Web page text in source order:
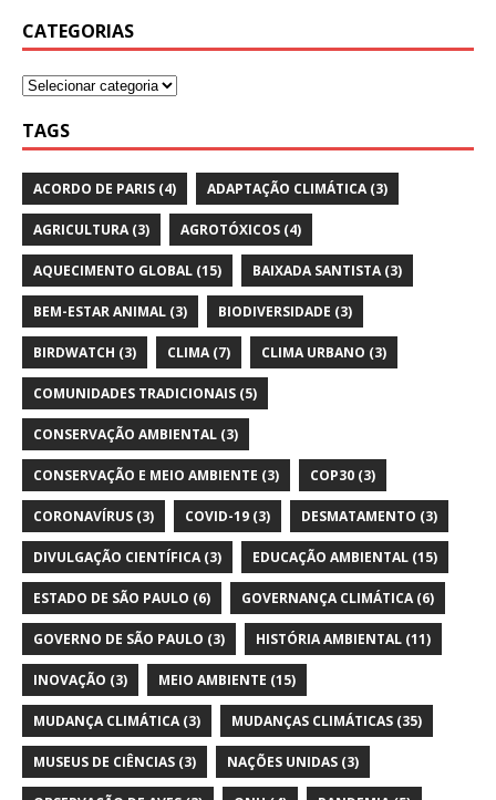
CATEGORIAS
TAGS
ACORDO DE PARIS (4) ADAPTAÇÃO CLIMÁTICA(3)
AGRICULTURA(3) AGROTÓXICOS (4)
AQUECIMENTO GLOBAL (15) BAIXADA SANTISTA(3)
BEM-ESTAR ANIMAL (3) BIODIVERSIDADE (3)
BIRDWATCH (3) CLIMA(7) CLIMA URBANO (3)
COMUNIDADES TRADICIONAIS (5)
CONSERVAÇÃO AMBIENTAL (3)
CONSERVAÇÃO E MEIO AMBIENTE (3) COP30 (3)
CORONAVÍRUS (3) COVID-19 (3) DESMATAMENTO (3)
DIVULGAÇÃO CIENTÍFICA(3) EDUCAÇÃO AMBIENTAL (15)
ESTADO DE SÃO PAULO (6) GOVERNANÇA CLIMÁTICA(6)
GOVERNO DE SÃO PAULO (3) HISTÓRIA AMBIENTAL (11)
INOVAÇÃO (3) MEIO AMBIENTE (15)
MUDANÇA CLIMÁTICA(3) MUDANÇAS CLIMÁTICAS (35)
MUSEUS DE CIÊNCIAS (3) NAÇÕES UNIDAS (3)